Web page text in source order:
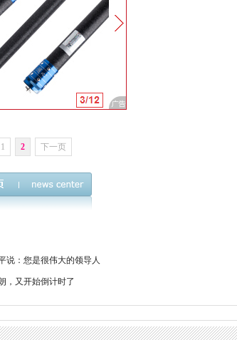
1 2 下一页
说：您是很伟大的领导人
，又开始倒计时了